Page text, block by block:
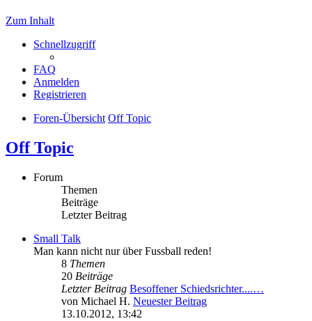
Zum Inhalt
Schnellzugriff
FAQ
Anmelden
Registrieren
Foren-Übersicht Off Topic
Off Topic
Forum
Themen
Beiträge
Letzter Beitrag
Small Talk
Man kann nicht nur über Fussball reden!
8 Themen
20 Beiträge
Letzter Beitrag Besoffener Schiedsrichter....…
von Michael H. Neuester Beitrag
13.10.2012, 13:42